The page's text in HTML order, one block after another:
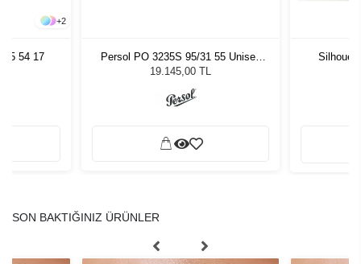
+2
54 17
Persol PO 3235S 95/31 55 Unisex
Güneş Gözlüğü
19.145,00 TL
SON BAKTIĞINIZ ÜRÜNLER